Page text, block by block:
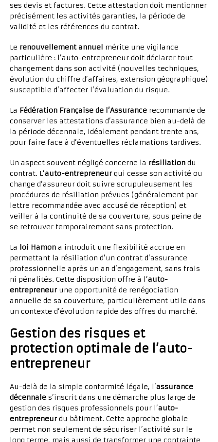
ses devis et factures. Cette attestation doit mentionner
précisément les activités garanties, la période de
validité et les références du contrat.
Le renouvellement annuel mérite une vigilance
particulière : l’auto-entrepreneur doit déclarer tout
changement dans son activité (nouvelles techniques,
évolution du chiffre d’affaires, extension géographique)
susceptible d’affecter l’évaluation du risque.
La Fédération Française de l’Assurance recommande de
conserver les attestations d’assurance bien au-delà de
la période décennale, idéalement pendant trente ans,
pour faire face à d’éventuelles réclamations tardives.
Un aspect souvent négligé concerne la résiliation du
contrat. L’auto-entrepreneurqui cesse son activité ou
change d’assureur doit suivre scrupuleusement les
procédures de résiliation prévues (généralement par
lettre recommandée avec accusé de réception) et
veiller à la continuité de sa couverture, sous peine de
se retrouver temporairement sans protection.
La loi Hamon a introduit une flexibilité accrue en
permettant la résiliation d’un contrat d’assurance
professionnelle après un an d’engagement, sans frais
ni pénalités. Cette disposition offre à l’auto-
entrepreneurune opportunité de renégociation
annuelle de sa couverture, particulièrement utile dans
un contexte d’évolution rapide des offres du marché.
Gestion des risques et
protection optimale de l’auto-
entrepreneur
Au-delà de la simple conformité légale, l’assurance
décennale s’inscrit dans une démarche plus large de
gestion des risques professionnels pour l’auto-
entrepreneurdu bâtiment. Cette approche globale
permet non seulement de sécuriser l’activité sur le